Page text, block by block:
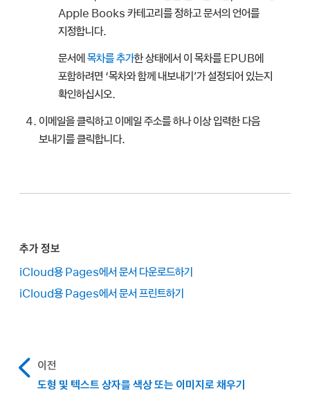
Apple Books 카테고리를 정하고 문서의 언어를
지정합니다.
문서에목차를 추가한 상태에서 이 목차를 EPUB에
포함하려면 ‘목차와 함께 내보내기’가 설정되어 있는지
확인하십시오.
이메일을 클릭하고 이메일 주소를 하나 이상 입력한 다음
보내기를 클릭합니다.
추가 정보
iCloud용 Pages에서 문서 다운로드하기
iCloud용 Pages에서 문서 프린트하기
이전
도형 및 텍스트 상자를 색상 또는 이미지로 채우기